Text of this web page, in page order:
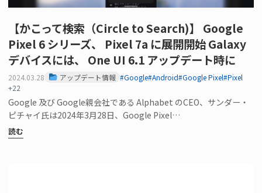
【かこって検索（Circle to Search)】 Google
Pixel 6 シリーズ、 Pixel 7a に展開開始 Galaxy
デバイスには、 One UI 6.1 アップデート時に
2024.03.28 アップデート情報 #Google#Android#Google Pixel#Pixel
+22
Google 及び Google親会社である Alphabet のCEO、サンダー・
ピチャイ氏は2024年3月28日、Google Pixel…
読む